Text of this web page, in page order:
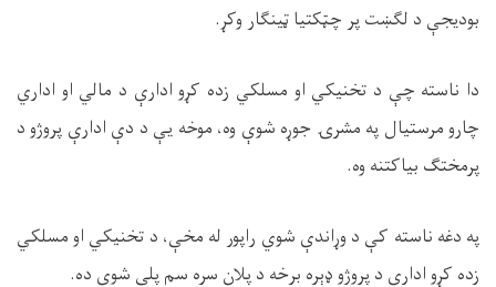
بودیجې د لګښت پر چټکتیا ټینګار وکړ.
دا ناسته چې د تخنیکي او مسلکي زده کړو ادارې د مالي او اداري
چارو مرستیال په مشرۍ جوړه شوې وه، موخه یې د دې ادارې پروژو د
پرمختګ بیاکتنه وه.
په دغه ناسته کې د وړاندې شوي راپور له مخې، د تخنیکي او مسلکي
زده کړو ادارې د پروژو ډېره برخه د پلان سره سم پلي شوې ده.